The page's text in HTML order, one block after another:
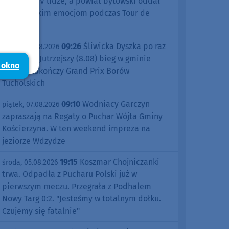
się kolarskim emocjom podczas Tour de
piątek, 07.08.2026 09:26 Śliwicka Dyszka po raz
dziesiąty. Jutrzejszy (8.08) bieg w gminie
Śliwice zakończy Grand Prix Borów
Tucholskich
piątek, 07.08.2026 09:10 Wodniacy Garczyn
zapraszają na Regaty o Puchar Wójta Gminy
Kościerzyna. W ten weekend impreza na
jeziorze Wdzydze
środa, 05.08.2026 19:15 Koszmar Chojniczanki
trwa. Odpadła z Pucharu Polski już w
pierwszym meczu. Przegrała z Podhalem
Nowy Targ 0:2. "Jesteśmy w totalnym dołku.
Czujemy się fatalnie"